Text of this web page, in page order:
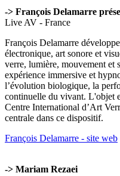
-> François Delamarre
Live AV - France
François Delamarre
électronique, art sonore et
verre, lumière, mouvement et
expérience immersive et
l’évolution biologique, la
continuelle du vivant. L'objet
Centre International d’Art
centrale dans ce dispositif.
François Delamarre - site web
-> Mariam Rezaei